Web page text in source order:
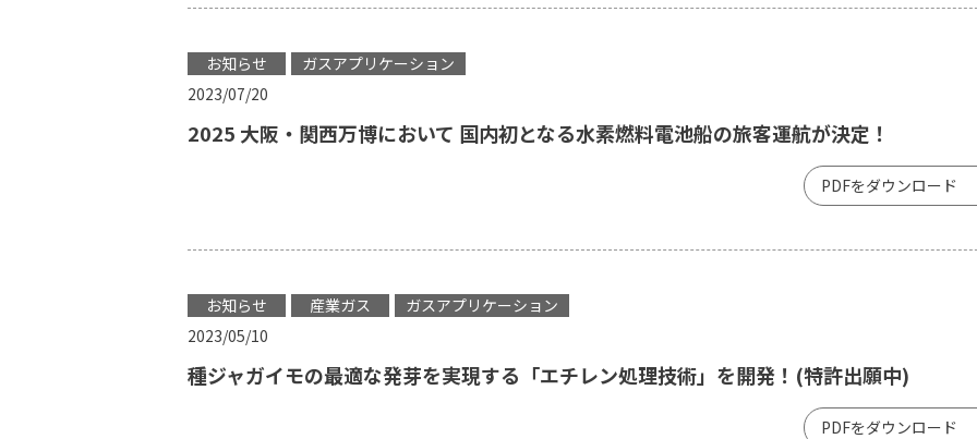
お知らせ
ガスアプリケーション
2023/07/20
2025 大阪・関西万博において 国内初となる水素燃料電池船の旅客運航が決定！
PDFをダウンロード
お知らせ 産業ガス
ガスアプリケーション
2023/05/10
種ジャガイモの最適な発芽を実現する「エチレン処理技術」を開発！(特許出願中)
PDFをダウンロード